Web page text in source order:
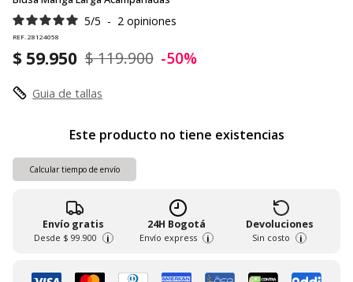
5/5 - 2 opiniones
REF. 28124058
$ 59.950 $ 119.900 -50%
Guia de tallas
Este producto no tiene existencias
Calcular tiempo de envío
Envío gratis
Desde $ 99.900 i
24H Bogotá
Envío express i
Devoluciones
Sin costo i